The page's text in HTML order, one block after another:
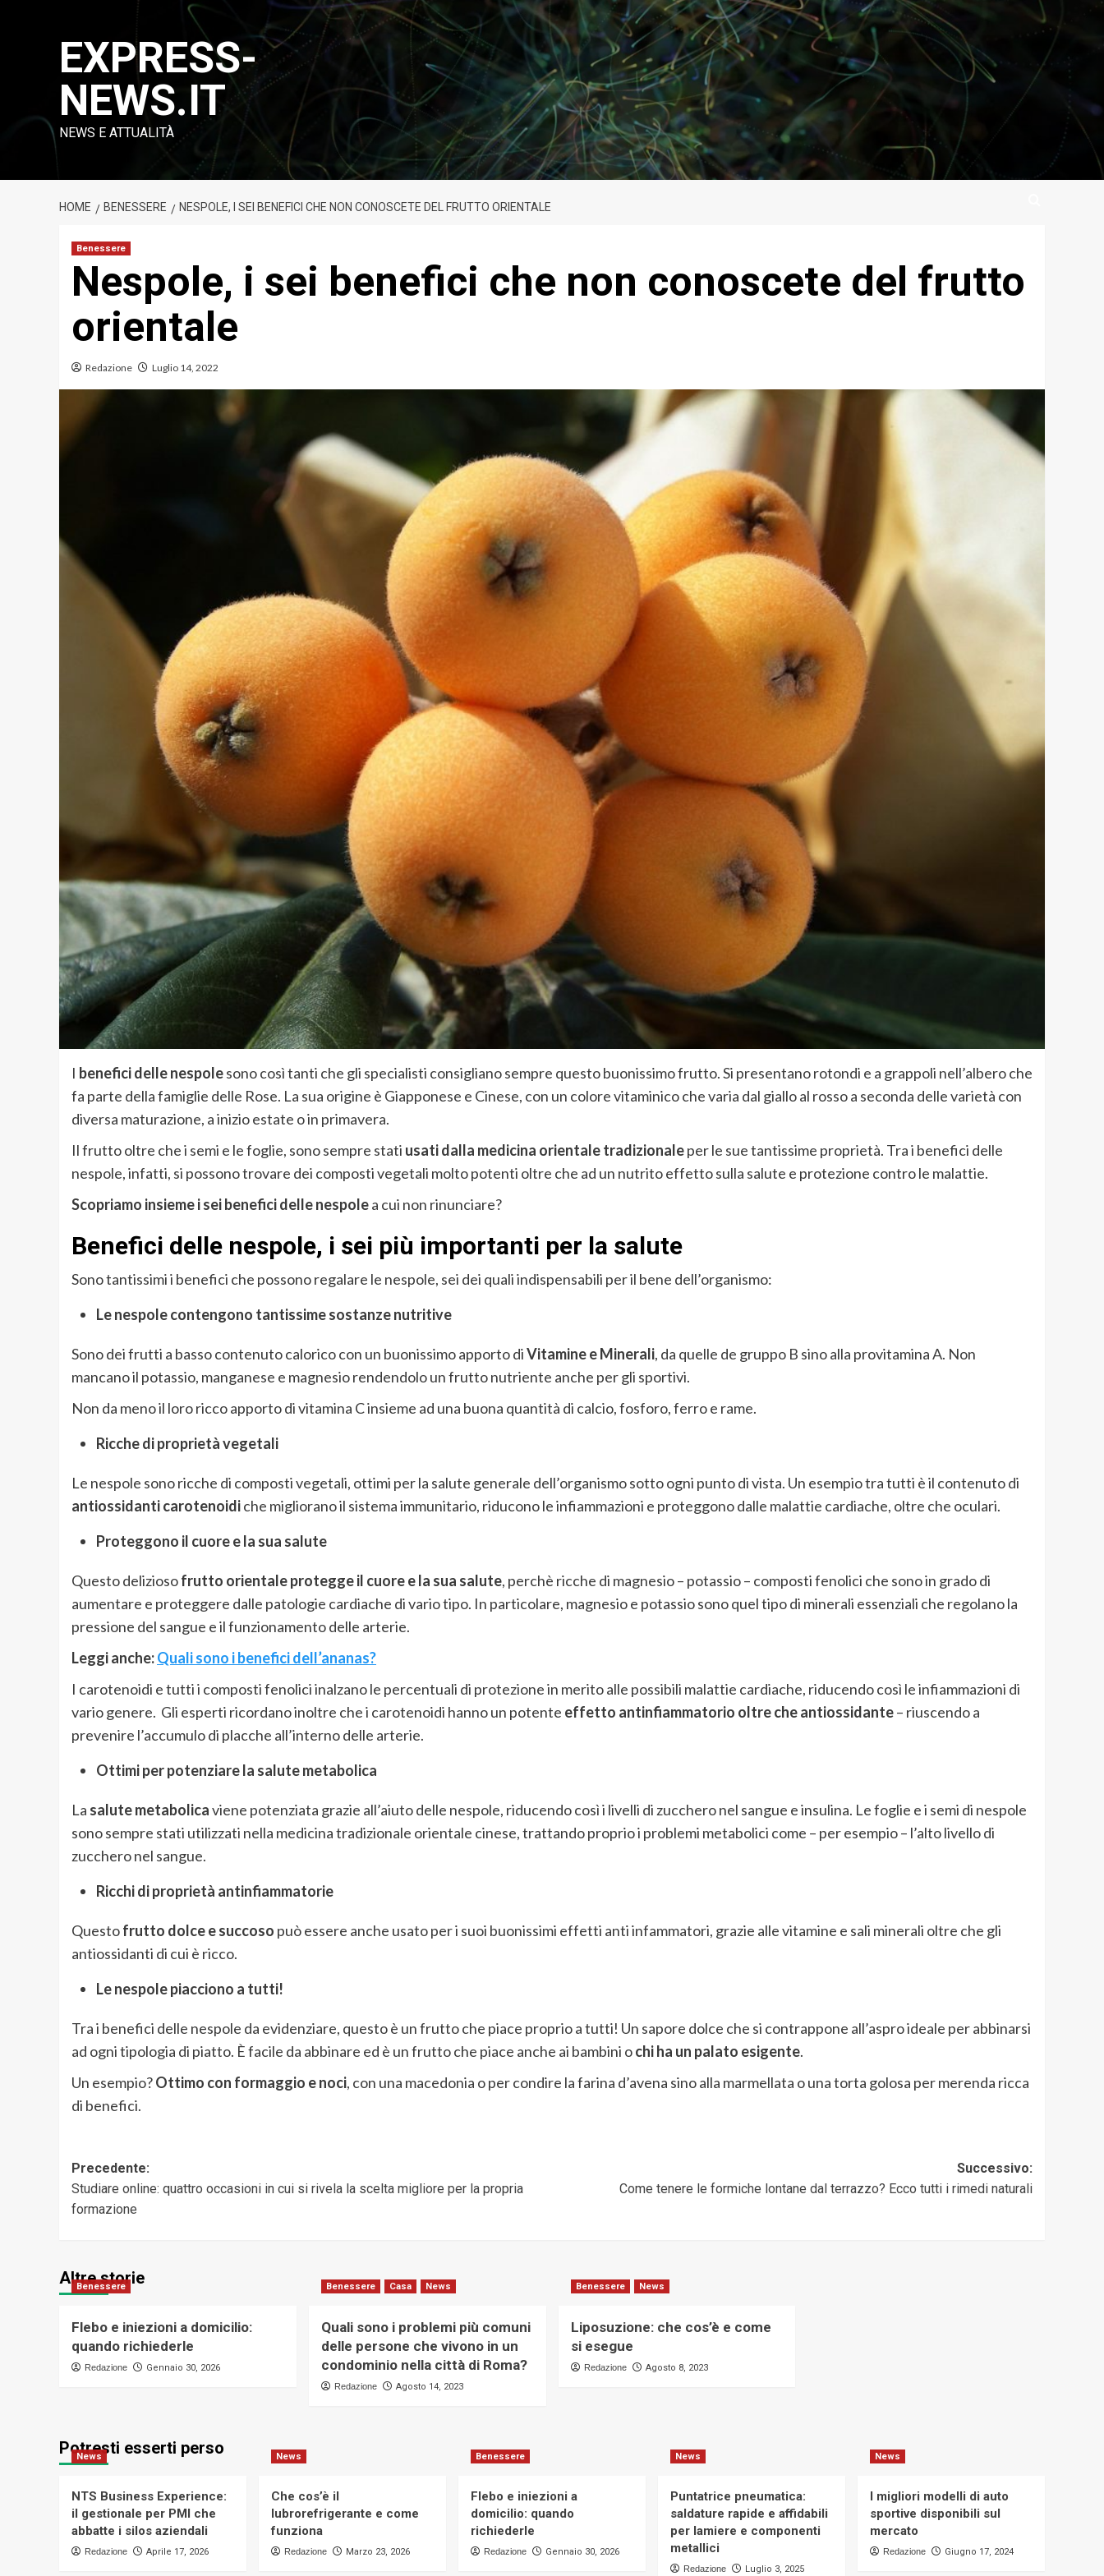
EXPRESS-
NEWS.IT
NEWS E ATTUALITÀ
HOME BENESSERE NESPOLE, I SEI BENEFICI CHE NON CONOSCETE DEL FRUTTO ORIENTALE
Benessere
Nespole, i sei benefici che non conoscete del frutto
orientale
Redazione Luglio 14, 2022
I benefici delle nespolesono così tanti che gli specialisti consigliano sempre questo buonissimo frutto. Si presentano rotondi e a grappoli nell’albero che
fa parte della famiglie delle Rose. La sua origine è Giapponese e Cinese, con un colore vitaminico che varia dal giallo al rosso a seconda delle varietà con
diversa maturazione, a inizio estate o in primavera.
Il frutto oltre che i semi e le foglie, sono sempre stati usati dalla medicina orientale tradizionaleper le sue tantissime proprietà. Tra i benefici delle
nespole, infatti, si possono trovare dei composti vegetali molto potenti oltre che ad un nutrito effetto sulla salute e protezione contro le malattie.
Scopriamo insieme i sei benefici delle nespolea cui non rinunciare?
Benefici delle nespole, i sei più importanti per la salute
Sono tantissimi i benefici che possono regalare le nespole, sei dei quali indispensabili per il bene dell’organismo:
Le nespole contengono tantissime sostanze nutritive
Sono dei frutti a basso contenuto calorico con un buonissimo apporto diVitamine e Minerali, da quelle de gruppo B sino alla provitamina A. Non
mancano il potassio, manganese e magnesio rendendolo un frutto nutriente anche per gli sportivi.
Non da meno il loro ricco apporto di vitamina C insieme ad una buona quantità di calcio, fosforo, ferro e rame.
Ricche di proprietà vegetali
Le nespole sono ricche di composti vegetali, ottimi per la salute generale dell’organismo sotto ogni punto di vista. Un esempio tra tutti è il contenuto di
antiossidanti carotenoidiche migliorano il sistema immunitario, riducono le infiammazioni e proteggono dalle malattie cardiache, oltre che oculari.
Proteggono il cuore e la sua salute
Questo deliziosofrutto orientale protegge il cuore e la sua salute, perchè ricche di magnesio – potassio – composti fenolici che sono in grado di
aumentare e proteggere dalle patologie cardiache di vario tipo. In particolare, magnesio e potassio sono quel tipo di minerali essenziali che regolano la
pressione del sangue e il funzionamento delle arterie.
Leggi anche:Quali sono i benefici dell’ananas?
I carotenoidi e tutti i composti fenolici inalzano le percentuali di protezione in merito alle possibili malattie cardiache, riducendo così le infiammazioni di
vario genere. Gli esperti ricordano inoltre che i carotenoidi hanno un potente effetto antinfiammatorio oltre che antiossidante– riuscendo a
prevenire l’accumulo di placche all’interno delle arterie.
Ottimi per potenziare la salute metabolica
La salute metabolicaviene potenziata grazie all’aiuto delle nespole, riducendo così i livelli di zucchero nel sangue e insulina. Le foglie e i semi di nespole
sono sempre stati utilizzati nella medicina tradizionale orientale cinese, trattando proprio i problemi metabolici come – per esempio – l’alto livello di
zucchero nel sangue.
Ricchi di proprietà antinfiammatorie
Questofrutto dolce e succoso può essere anche usato per i suoi buonissimi effetti anti infammatori, grazie alle vitamine e sali minerali oltre che gli
antiossidanti di cui è ricco.
Le nespole piacciono a tutti!
Tra i benefici delle nespole da evidenziare, questo è un frutto che piace proprio a tutti! Un sapore dolce che si contrappone all’aspro ideale per abbinarsi
ad ogni tipologia di piatto. È facile da abbinare ed è un frutto che piace anche ai bambini ochi ha un palato esigente.
Un esempio?Ottimo con formaggio e noci, con una macedonia o per condire la farina d’avena sino alla marmellata o una torta golosa per merenda ricca
di benefici.
Navigazione
articolo
Precedente:
Studiare online: quattro occasioni in cui si rivela la scelta migliore per la propria
formazione
Successivo:
Come tenere le formiche lontane dal terrazzo? Ecco tutti i rimedi naturali
Altre storie
Benessere
Flebo e iniezioni a domicilio:
quando richiederle
Redazione Gennaio 30, 2026
Benessere Casa News
Quali sono i problemi più comuni
delle persone che vivono in un
condominio nella città di Roma?
Redazione Agosto 14, 2023
Benessere News
Liposuzione: che cos’è e come
si esegue
Redazione Agosto 8, 2023
Potresti esserti perso
News
NTS Business Experience:
il gestionale per PMI che
abbatte i silos aziendali
Redazione Aprile 17, 2026
News
Che cos’è il
lubrorefrigerante e come
funziona
Redazione Marzo 23, 2026
Benessere
Flebo e iniezioni a
domicilio: quando
richiederle
Redazione Gennaio 30, 2026
News
Puntatrice pneumatica:
saldature rapide e affidabili
per lamiere e componenti
metallici
Redazione Luglio 3, 2025
News
I migliori modelli di auto
sportive disponibili sul
mercato
Redazione Giugno 17, 2024